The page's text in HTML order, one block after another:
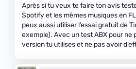
Après si tu veux te faire ton avis
Spotify et les mêmes musiques en
peux aussi utiliser l’essai gratuit de
exemple). Avec un test ABX pour ne
version tu utilises et ne pas avoir